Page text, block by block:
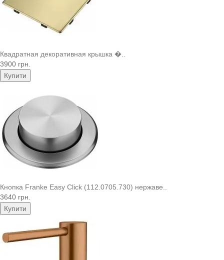
Квадратная декоративная крышка �..
3900 грн.
Купити
Кнопка Franke Easy Click (112.0705.730) нержаве..
3640 грн.
Купити